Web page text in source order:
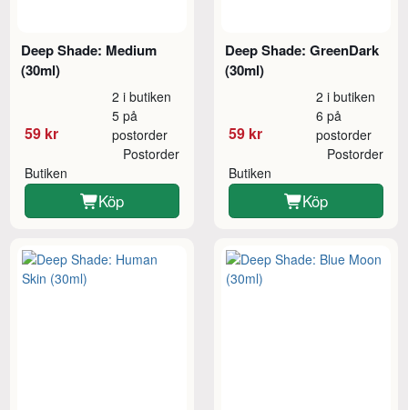
Deep Shade: Medium
(30ml)
59 kr
2 i butiken
5 på
postorder
Butiken
Postorder
Köp
Deep Shade: GreenDark
(30ml)
59 kr
2 i butiken
6 på
postorder
Butiken
Postorder
Köp